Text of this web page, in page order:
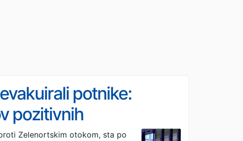
potnike:
pozitivnih
Zelenortskim otokom, sta po